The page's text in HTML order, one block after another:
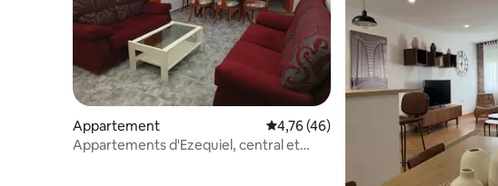
Appartement Évaluation moyenne sur la base de
4,76 (46)
Appartements d'Ezequiel, central et